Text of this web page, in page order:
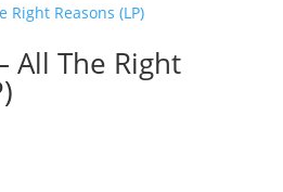
All The Right